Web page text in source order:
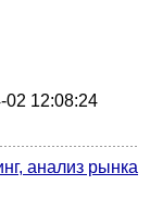
02 12:08:24
анализ рынка